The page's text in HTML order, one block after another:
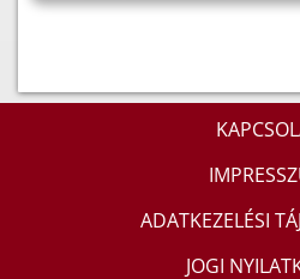
ADATKEZELÉSI
JOGI